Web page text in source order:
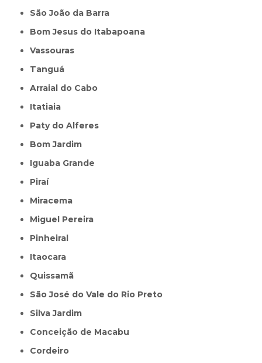
São João da Barra
Bom Jesus do Itabapoana
Vassouras
Tanguá
Arraial do Cabo
Itatiaia
Paty do Alferes
Bom Jardim
Iguaba Grande
Piraí
Miracema
Miguel Pereira
Pinheiral
Itaocara
Quissamã
São José do Vale do Rio Preto
Silva Jardim
Conceição de Macabu
Cordeiro